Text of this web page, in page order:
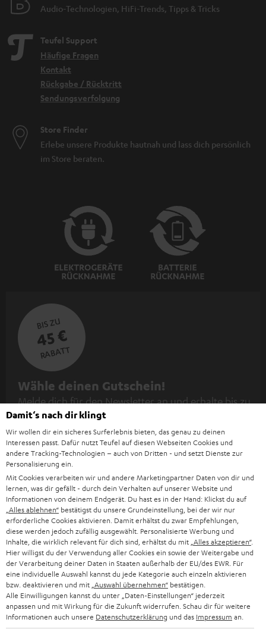
Audio-Technologien, HiFi-Trends, Tipps & Tricks
Teufel Support
Häufige Fragen
Kontakt
Rückgabe / Rücktritt
Sendungsverfolgung
Store Finder
Erlebe unsere Produkte hautnah und lass dich persönlich
im Store beraten.
BIS ZU
45 €
RABATT
N
e
w
s
l
e
t
t
e
r
a
n
m
e
Wähle deinen Gutschein!
Melde dich für den Newsletter an und erhalte bis zu
45 € als Dankeschön.
EMAIL
WIDGET
JETZT
Kategorien
HEIMKINO
Unternehmen
Damit‘s nach dir klingt
Wir wollen dir ein sicheres Surferlebnis bieten, das genau zu deinen
Interessen passt. Dafür nutzt Teufel auf diesen Webseiten Cookies und
andere Tracking-Technologien – auch von Dritten - und setzt Dienste zur
Personalisierung ein.
Mit Cookies verarbeiten wir und andere Marketingpartner Daten von dir und
lernen, was dir gefällt - durch dein Verhalten auf unserer Website und
Informationen von deinem Endgerät. Du hast es in der Hand: Klickst du auf
„Alles ablehnen“ bestätigst du unsere Grundeinstellung, bei der wir nur
erforderliche Cookies aktivieren. Damit erhältst du zwar Empfehlungen,
diese werden jedoch zufällig ausgewählt. Personalisierte Werbung und
Inhalte, die wirklich relevant für dich sind, erhältst du mit „Alles akzeptieren“.
Hier willigst du der Verwendung aller Cookies ein sowie der Weitergabe und
der Verarbeitung deiner Daten in Staaten außerhalb der EU/des EWR. Für
eine individuelle Auswahl kannst du jede Kategorie auch einzeln aktivieren
bzw. deaktivieren und mit „Auswahl übernehmen“ bestätigen.
Alle Einwilligungen kannst du unter „Daten-Einstellungen“ jederzeit
anpassen und mit Wirkung für die Zukunft widerrufen. Schau dir für weitere
Informationen auch unsere Datenschutzerklärung und das Impressum an.